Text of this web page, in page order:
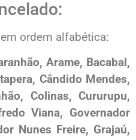
ordem alfabética:
Arame, Bacabal,
Cândido Mendes,
Colinas, Cururupu,
Viana, Governador
Nunes Freire, Grajaú,